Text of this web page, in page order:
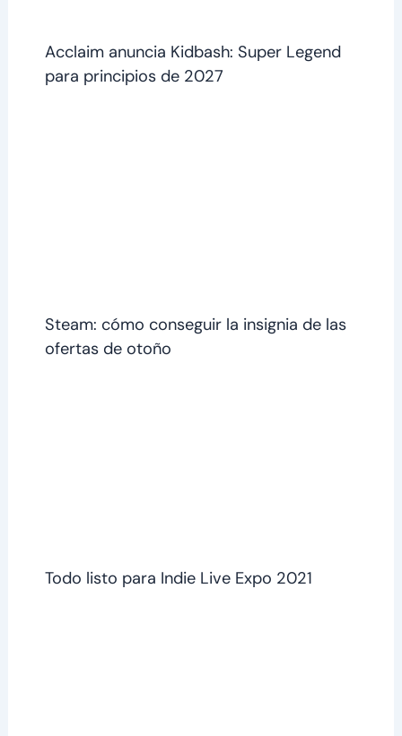
Acclaim anuncia Kidbash: Super Legend
para principios de 2027
Steam: cómo conseguir la insignia de las
ofertas de otoño
Todo listo para Indie Live Expo 2021